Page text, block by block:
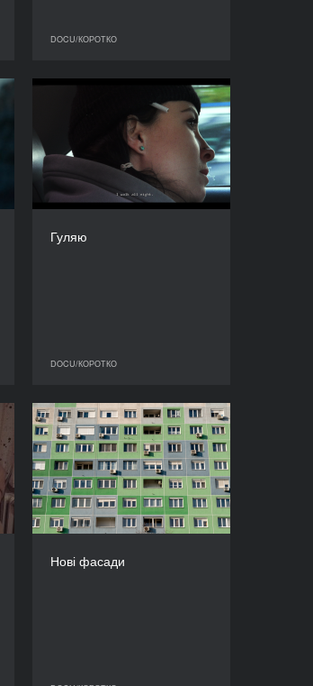
DOCU/КОРОТКО
Гуляю
DOCU/КОРОТКО
Гуляю
РІК
2023
КРАЇНА
Україна, Грузія
РЕЖИСЕР/-КА
Нові фасади
Нові фасади
РІК
2023
КРАЇНА
США, Угорщина
РЕЖИСЕР/-КА